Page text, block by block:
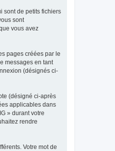
sont de petits fichiers
sont
vous avez
pages créées par le
messages en tant
(désignés ci-
(désigné ci-après
applicables dans
» durant votre
rendre
Votre mot de